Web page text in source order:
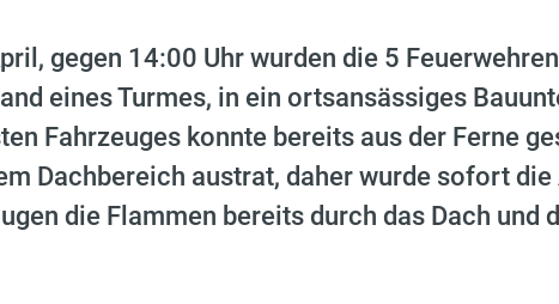
gegen 14:00 Uhr wurden die 5
eines Turmes, in ein ortsansässiges
Fahrzeuges konnte bereits aus der Ferne
Dachbereich austrat, daher wurde sofort
die Flammen bereits durch das Dach und